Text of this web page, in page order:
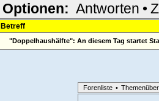
Optionen: Antworten •
Betreff
"Doppelhaushälfte": An diesem Tag startet
Forenliste •